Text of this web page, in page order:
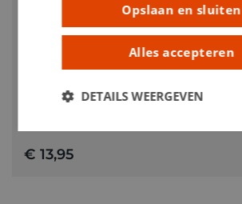
Qwixx 8+
€ 13,95
Opslaan en sluiten
Alles accepteren
DETAILS WEERGEVEN